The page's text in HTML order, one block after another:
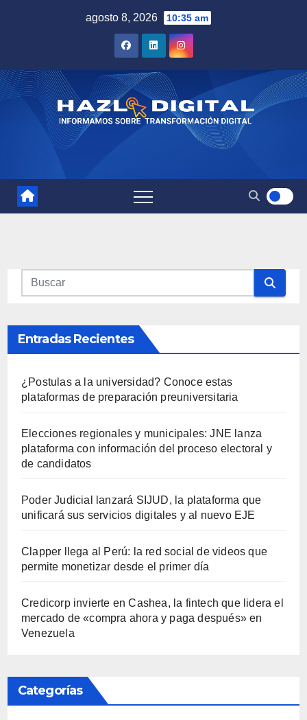
agosto 8, 2026 10:35 am
Entradas Recientes
¿Postulas a la universidad? Conoce estas
plataformas de preparación preuniversitaria
Elecciones regionales y municipales: JNE lanza
plataforma con información del proceso electoral y
de candidatos
Poder Judicial lanzará SIJUD, la plataforma que
unificará sus servicios digitales y al nuevo EJE
Clapper llega al Perú: la red social de videos que
permite monetizar desde el primer día
Credicorp invierte en Cashea, la fintech que lidera el
mercado de «compra ahora y paga después» en
Venezuela
Categorías